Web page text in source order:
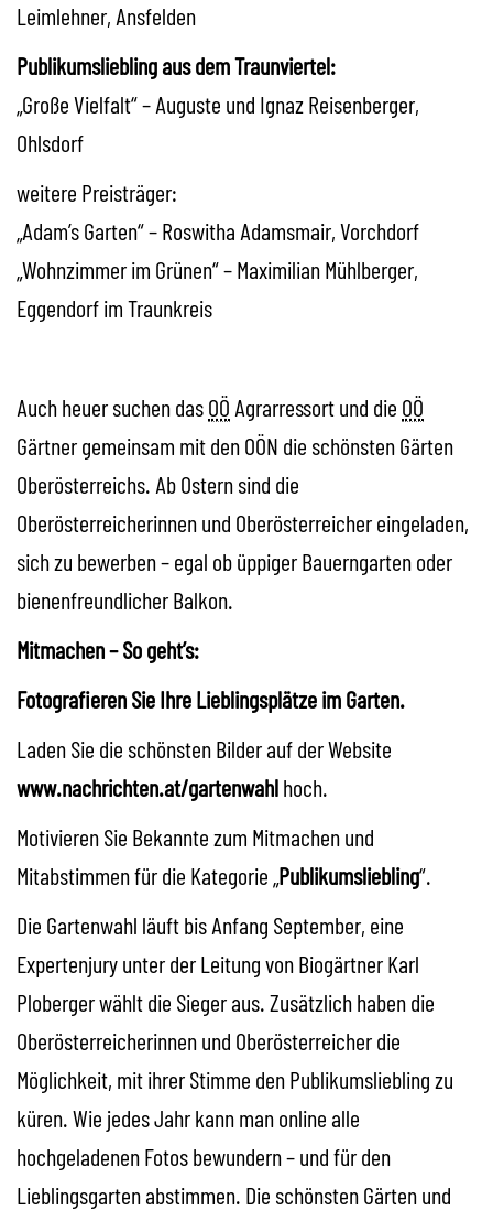
Leimlehner, Ansfelden
Publikumsliebling aus dem Traunviertel:
„Große Vielfalt“ – Auguste und Ignaz Reisenberger,
Ohlsdorf
weitere Preisträger:
„Adam’s Garten“ – Roswitha Adamsmair, Vorchdorf
„Wohnzimmer im Grünen“ – Maximilian Mühlberger,
Eggendorf im Traunkreis
Auch heuer suchen dasOÖ Agrarressort und die OÖ
Gärtner gemeinsam mit den OÖN die schönsten Gärten
Oberösterreichs. Ab Ostern sind die
Oberösterreicherinnen und Oberösterreicher eingeladen,
sich zu bewerben – egal ob üppiger Bauerngarten oder
bienenfreundlicher Balkon.
Mitmachen – So geht’s:
Fotografieren Sie Ihre Lieblingsplätze im Garten.
Laden Sie die schönsten Bilder auf derWebsite
www.nachrichten.at/gartenwahlhoch.
Motivieren Sie Bekannte zum Mitmachen und
Mitabstimmen für die Kategorie „Publikumsliebling“.
Die Gartenwahl läuft bis Anfang September, eine
Expertenjury unter der Leitung von Biogärtner Karl
Ploberger wählt die Sieger aus. Zusätzlich haben die
Oberösterreicherinnen und Oberösterreicher die
Möglichkeit, mit ihrer Stimme den Publikumsliebling zu
küren. Wie jedes Jahr kann manonline alle
hochgeladenen Fotos bewundern – und für den
Lieblingsgarten abstimmen. Die schönsten Gärten und